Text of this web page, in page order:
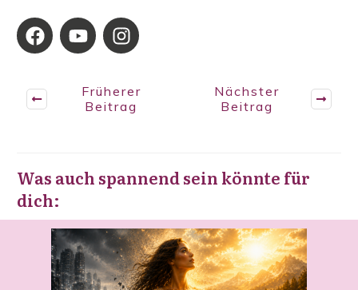
Früherer
Beitrag
Nächster
Beitrag
Was auch spannend sein könnte für
dich: